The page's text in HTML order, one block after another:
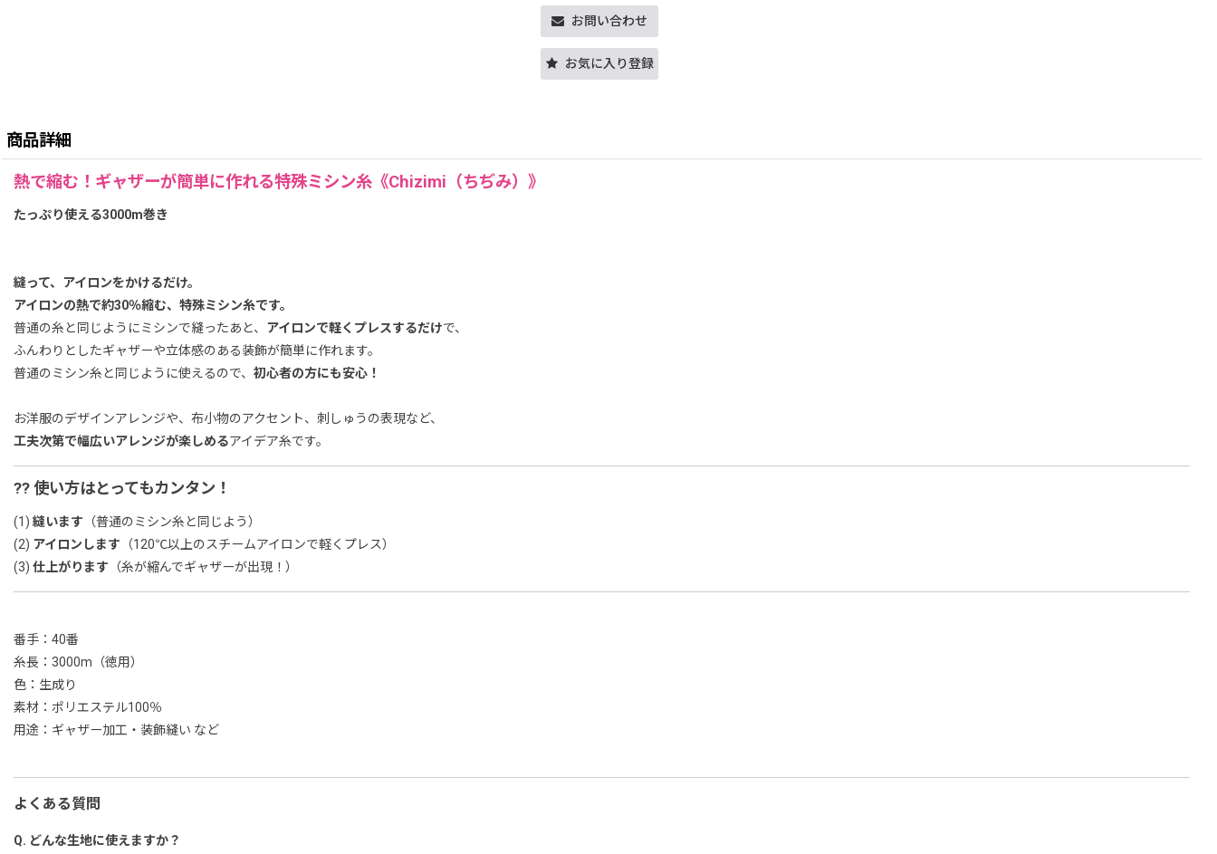
お問い合わせ
お気に入り登録
商品詳細
熱で縮む！ギャザーが簡単に作れる特殊ミシン糸《Chizimi（ちぢみ）》
たっぷり使える3000m巻き
縫って、アイロンをかけるだけ。
アイロンの熱で約30％縮む、特殊ミシン糸です。
普通の糸と同じようにミシンで縫ったあと、 アイロンで軽くプレスするだけで、
ふんわりとしたギャザーや立体感のある装飾が簡単に作れます。
普通のミシン糸と同じように使えるので、 初心者の方にも安心！
お洋服のデザインアレンジや、布小物のアクセント、刺しゅうの表現など、
工夫次第で幅広いアレンジが楽しめるアイデア糸です。
?? 使い方はとってもカンタン！
(1) 縫います （普通のミシン糸と同じよう）
(2) アイロンします （120℃以上のスチームアイロンで軽くプレス）
(3) 仕上がります （糸が縮んでギャザーが出現！）
番手：40番
糸長：3000m（徳用）
色：生成り
素材：ポリエステル100％
用途：ギャザー加工・装飾縫い など
よくある質問
Q. どんな生地に使えますか？